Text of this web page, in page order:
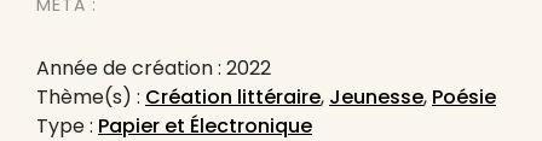
MÉTA :
Année de création : 2022
Thème(s) : Création littéraire, Jeunesse, Poésie
Type : Papier et Électronique